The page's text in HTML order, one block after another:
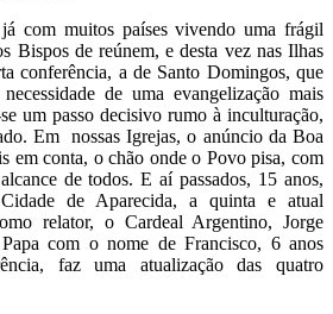
já com muitos países vivendo uma frágil
Bispos de reúnem, e desta vez nas Ilhas
conferência, a de Santo Domingos, que
de uma evangelização mais
um passo decisivo rumo à inculturação,
Em nossas Igrejas, o anúncio da Boa
em conta, o chão onde o Povo pisa, com
de todos. E aí passados, 15 anos,
de Aparecida, a quinta e atual
relator, o Cardeal Argentino, Jorge
com o nome de Francisco, 6 anos
faz uma atualização das quatro